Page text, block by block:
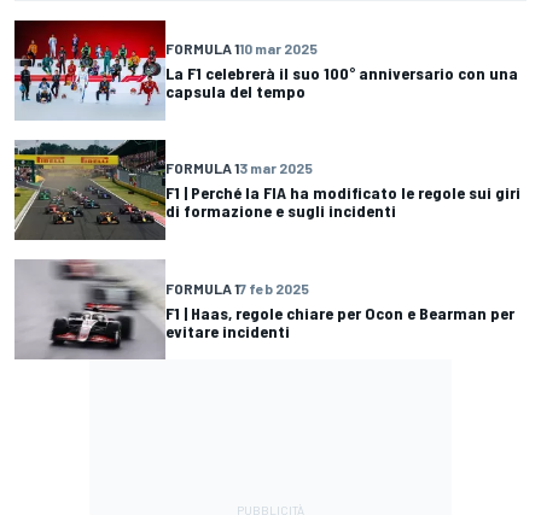
FORMULA 110 mar 2025
La F1 celebrerà il suo 100° anniversario con una
capsula del tempo
FORMULA 13 mar 2025
F1 | Perché la FIA ha modificato le regole sui giri
di formazione e sugli incidenti
FORMULA 17 feb 2025
F1 | Haas, regole chiare per Ocon e Bearman per
evitare incidenti